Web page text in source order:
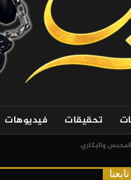
تحقيقات فيديوهات
والبكاري.
تابعنا